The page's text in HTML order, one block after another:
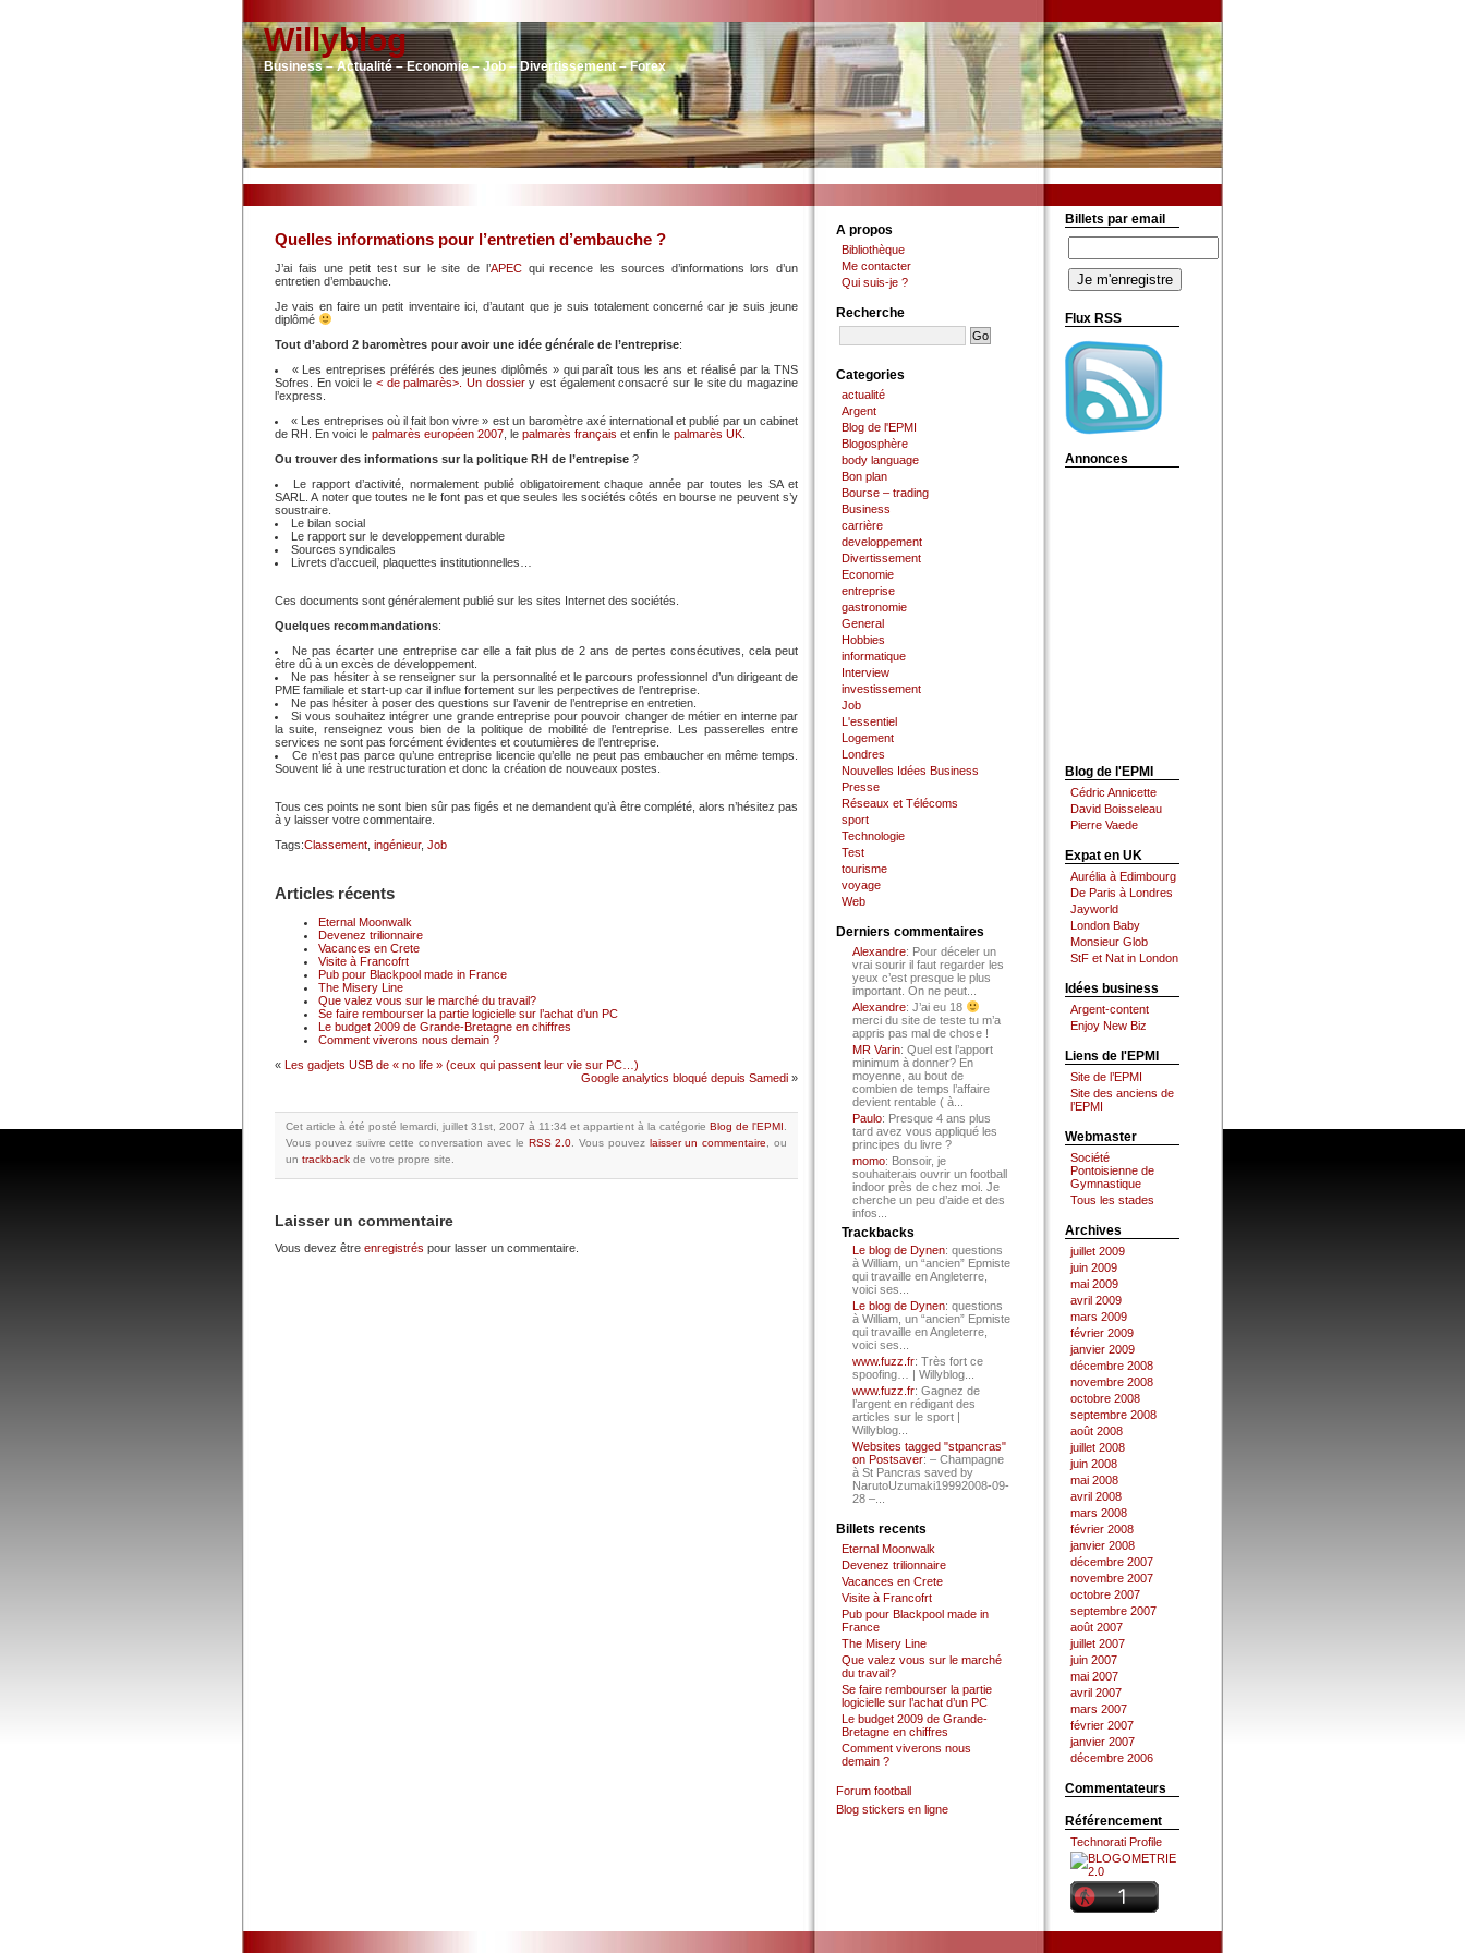
Willyblog
Business – Actualité – Economie – Job – Divertissement – Forex
Quelles informations pour l’entretien d’embauche ?
J’ai fais une petit test sur le site de l’APECqui recence les sources d’informations lors d’un
entretien d’embauche.
Je vais en faire un petit inventaire ici, d’autant que je suis totalement concerné car je suis jeune
diplômé
Tout d’abord 2 baromètres pour avoir une idée générale de l’entreprise:
« Les entreprises préférés des jeunes diplômés » qui paraît tous les ans et réalisé par la TNS
Sofres. En voici le < de palmarès>. Un dossiery est également consacré sur le site du magazine
l’express.
« Les entreprises où il fait bon vivre » est un baromètre axé international et publié par un cabinet
de RH. En voici le palmarès européen 2007 , le palmarès français et enfin le palmarès UK
Ou trouver des informations sur la politique RH de l’entrepise ?
Le rapport d’activité, normalement publié obligatoirement chaque année par toutes les SA et
SARL. A noter que toutes ne le font pas et que seules les sociétés côtés en bourse ne peuvent s’y
soustraire.
Le bilan social
Le rapport sur le developpement durable
Sources syndicales
Livrets d’accueil, plaquettes institutionnelles…
Ces documents sont généralement publié sur les sites Internet des sociétés.
Quelques recommandations:
Ne pas écarter une entreprise car elle a fait plus de 2 ans de pertes consécutives, cela peut
être dû à un excès de développement.
Ne pas hésiter à se renseigner sur la personnalité et le parcours professionnel d’un dirigeant de
PME familiale et start-up car il influe fortement sur les perpectives de l’entreprise.
Ne pas hésiter à poser des questions sur l’avenir de l’entreprise en entretien.
Si vous souhaitez intégrer une grande entreprise pour pouvoir changer de métier en interne par
la suite, renseignez vous bien de la politique de mobilité de l’entreprise. Les passerelles entre
services ne sont pas forcément évidentes et coutumières de l’entreprise.
Ce n’est pas parce qu’une entreprise licencie qu’elle ne peut pas embaucher en même temps.
Souvent lié à une restructuration et donc la création de nouveaux postes.
Tous ces points ne sont bien sûr pas figés et ne demandent qu’à être complété, alors n’hésitez pas
à y laisser votre commentaire.
Tags:Classement ingénieur, Job
Articles récents
Eternal Moonwalk
Devenez trilionnaire
Vacances en Crete
Visite à Francofrt
Pub pour Blackpool made in France
The Misery Line
Que valez vous sur le marché du travail?
Se faire rembourser la partie logicielle sur l’achat d’un PC
Le budget 2009 de Grande-Bretagne en chiffres
Comment viverons nous demain ?
« Les gadjets USB de « no life » (ceux qui passent leur vie sur PC…)
Google analytics bloqué depuis Samedi »
Cet article à été posté lemardi, juillet 31st, 2007 à 11:34 et appartient à la catégorie Blog de l'EPMI
Vous pouvez suivre cette conversation avec le RSS 2.0 .Vous pouvez laisser un commentaire
, ou
un trackback de votre propre site.
Laisser un commentaire
Vous devez être enregistrés pour lasser un commentaire.
A propos
Bibliothèque
Me contacter
Qui suis-je ?
Recherche
Categories
actualité
Argent
Blog de l'EPMI
Blogosphère
body language
Bon plan
Bourse – trading
Business
carrière
developpement
Divertissement
Economie
entreprise
gastronomie
General
Hobbies
informatique
Interview
investissement
Job
L'essentiel
Logement
Londres
Nouvelles Idées Business
Presse
Réseaux et Télécoms
sport
Technologie
Test
tourisme
voyage
Web
Derniers commentaires
Alexandre: Pour déceler un
vrai sourir il faut regarder les
yeux c’est presque le plus
important. On ne peut...
Alexandre: J’ai eu 18
merci du site de teste tu m’a
appris pas mal de chose !
MR Varin: Quel est l’apport
minimum à donner? En
moyenne, au bout de
combien de temps l’affaire
devient rentable ( à...
Paulo: Presque 4 ans plus
tard avez vous appliqué les
principes du livre ?
momo: Bonsoir, je
souhaiterais ouvrir un football
indoor près de chez moi. Je
cherche un peu d’aide et des
infos...
Trackbacks
Le blog de Dynen: questions
à William, un “ancien” Epmiste
qui travaille en Angleterre,
voici ses...
Le blog de Dynen: questions
à William, un “ancien” Epmiste
qui travaille en Angleterre,
voici ses...
www.fuzz.fr: Très fort ce
spoofing… | Willyblog...
www.fuzz.fr: Gagnez de
l’argent en rédigant des
articles sur le sport |
Willyblog...
Websites tagged "stpancras"
on Postsaver: – Champagne
à St Pancras saved by
NarutoUzumaki19992008-09-
28 –...
Billets recents
Eternal Moonwalk
Devenez trilionnaire
Vacances en Crete
Visite à Francofrt
Pub pour Blackpool made in
France
The Misery Line
Que valez vous sur le marché
du travail?
Se faire rembourser la partie
logicielle sur l’achat d’un PC
Le budget 2009 de Grande-
Bretagne en chiffres
Comment viverons nous
demain ?
Forum football
Blog stickers en ligne
Billets par email
Flux RSS
Annonces
Blog de l'EPMI
Cédric Annicette
David Boisseleau
Pierre Vaede
Expat en UK
Aurélia à Edimbourg
De Paris à Londres
Jayworld
London Baby
Monsieur Glob
StF et Nat in London
Idées business
Argent-content
Enjoy New Biz
Liens de l'EPMI
Site de l’EPMI
Site des anciens de
l’EPMI
Webmaster
Société
Pontoisienne de
Gymnastique
Tous les stades
Archives
juillet 2009
juin 2009
mai 2009
avril 2009
mars 2009
février 2009
janvier 2009
décembre 2008
novembre 2008
octobre 2008
septembre 2008
août 2008
juillet 2008
juin 2008
mai 2008
avril 2008
mars 2008
février 2008
janvier 2008
décembre 2007
novembre 2007
octobre 2007
septembre 2007
août 2007
juillet 2007
juin 2007
mai 2007
avril 2007
mars 2007
février 2007
janvier 2007
décembre 2006
Commentateurs
Référencement
Technorati Profile